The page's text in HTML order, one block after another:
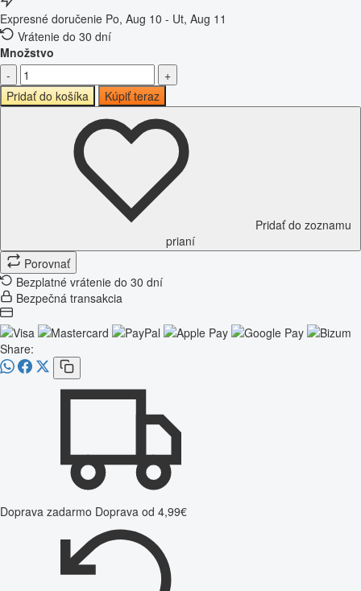
Expresné doručenie Po, Aug 10 - Ut, Aug 11
Vrátenie do 30 dní
Množstvo
-
+
Pridať do košíka
Kúpiť teraz
Pridať do zoznamu
prianí
Porovnať
Bezplatné vrátenie do 30 dní
Bezpečná transakcia
Share:
Doprava zadarmo Doprava od 4,99€